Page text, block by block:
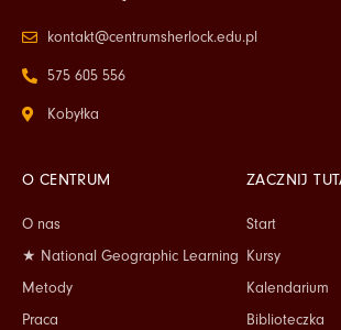
kontakt@centrumsherlock.edu.pl
575 605 556
Kobyłka
O CENTRUM
O nas
★ National Geographic Learning
Metody
Praca
ZACZNIJ
Start
Kursy
Kalendarium
Biblioteczka